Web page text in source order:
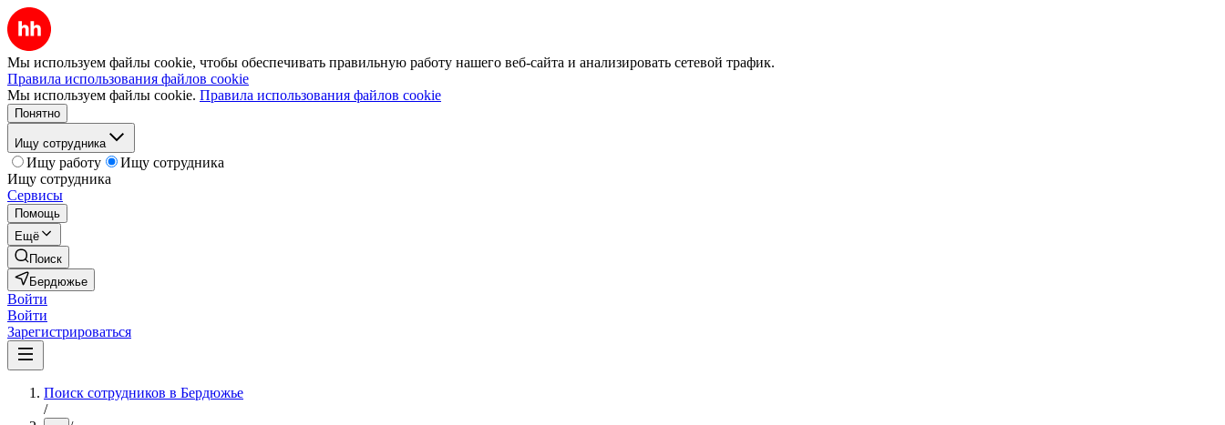
Мы используем файлы cookie, чтобы обеспечивать правильную работу нашего веб-сайта и анализировать сетевой трафик.
Правила использования файлов cookie
Мы используем файлы cookie. Правила использования файлов cookie
Понятно
Ищу сотрудника
Ищу работу
Ищу сотрудника
Ищу сотрудника
Сервисы
Помощь
Ещё
Поиск
Бердюжье
Войти
Войти
Зарегистрироваться
Поиск сотрудников в Бердюжье
/